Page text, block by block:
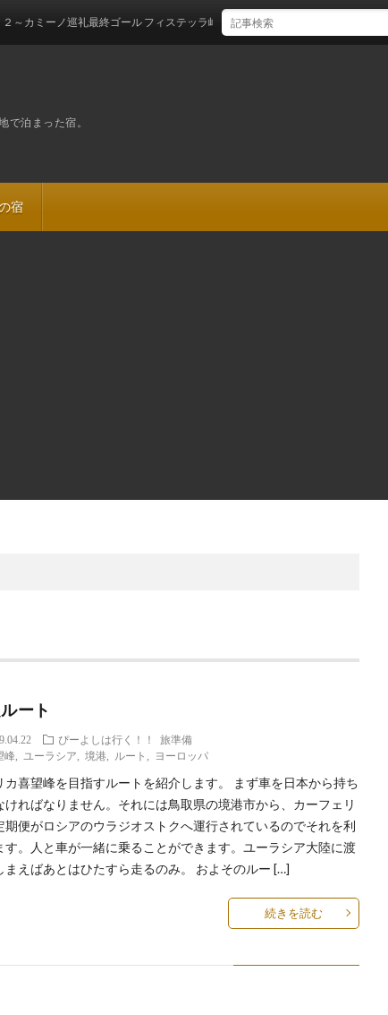
で泊まった宿。
宿
ーノ巡礼最終ゴール フィステッラ岬
ート
ぴーよしは行く！！
旅準備
峰
ユーラシア ,境港 ルート ヨーロッパ
カ喜望峰を目指すルートを紹介します。 まず車を日本から持ち
ければなりません。それには鳥取県の境港市から、カーフェリ
期便がロシアのウラジオストクへ運行されているのでそれを利
す。人と車が一緒に乗ることができます。ユーラシア大陸に渡
まえばあとはひたすら走るのみ。 およそのルー […]
続きを読む